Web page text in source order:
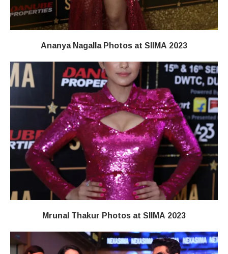
Ananya Nagalla Photos at SIIMA 2023
Mrunal Thakur Photos at SIIMA 2023